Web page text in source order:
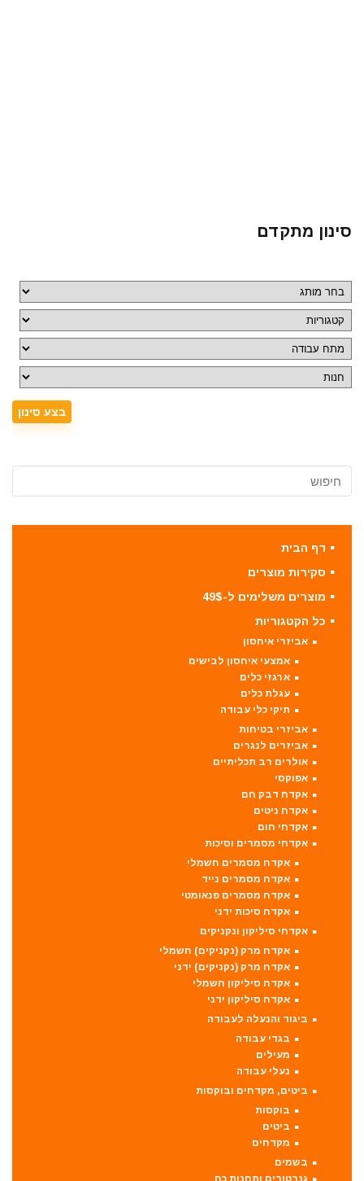
סינון מתקדם
דף הבית
סקירות מוצרים
מוצרים משלימים ל-49$
כל הקטגוריות
אביזרי איחסון
אמצעי איחסון לבישים
ארגזי כלים
עגלת כלים
תיקי כלי עבודה
אביזרי בטיחות
אביזרים לנגרים
אולרים רב תכליתיים
אפוקסי
אקדח דבק חם
אקדח ניטים
אקדחי חום
אקדחי מסמרים וסיכות
אקדח מסמרים חשמלי
אקדח מסמרים נייד
אקדח מסמרים פנאומטי
אקדח סיכות ידני
אקדחי סיליקון ונקניקים
אקדח מרק (נקניקים) חשמלי
אקדח מרק (נקניקים) ידני
אקדח סיליקון חשמלי
אקדח סיליקון ידני
ביגוד והנעלה לעבודה
בגדי עבודה
מעילים
נעלי עבודה
ביטים, מקדחים ובוקסות
בוקסות
ביטים
מקדחים
בשמים